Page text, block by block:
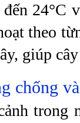
đến 24°C
theo
giúp
chống
trong